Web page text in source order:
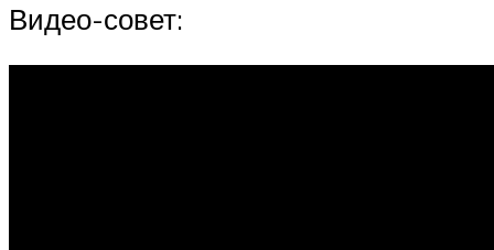
Видео-совет: